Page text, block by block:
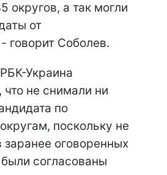
округов, а так могли
от
говорит Соболев.
Украина
не снимали ни
по
поскольку не
заранее оговоренных
согласованы